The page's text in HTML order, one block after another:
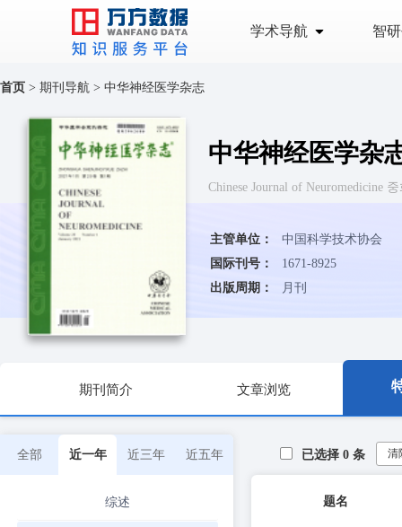
学术导航 智
首页 > 期刊导航 > 中华神经医学杂志
中华神经医学杂
Chinese Journal of Neuromedicine
主管单位：
中国科学技术协会
国际刊号：
1671-8925
出版周期：
月刊
期刊简介 文章浏览
全部 近一年 近三年 近五年
综述
已选择 0 条 清
题名